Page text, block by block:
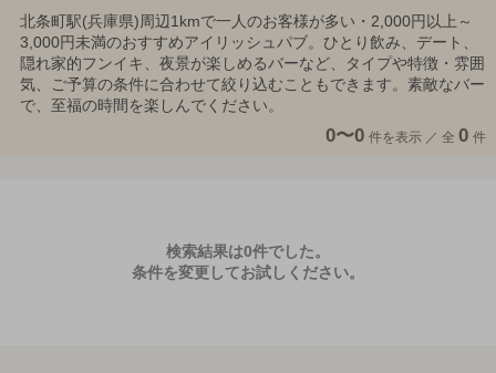
北条町駅(兵庫県)周辺1kmで一人のお客様が多い・2,000円以上～
3,000円未満のおすすめアイリッシュパブ。ひとり飲み、デート、
隠れ家的フンイキ、夜景が楽しめるバーなど、タイプや特徴・雰囲
気、ご予算の条件に合わせて絞り込むこともできます。素敵なバー
で、至福の時間を楽しんでください。
0〜0 件を表示 ／ 全 0 件
検索結果は0件でした。
条件を変更してお試しください。